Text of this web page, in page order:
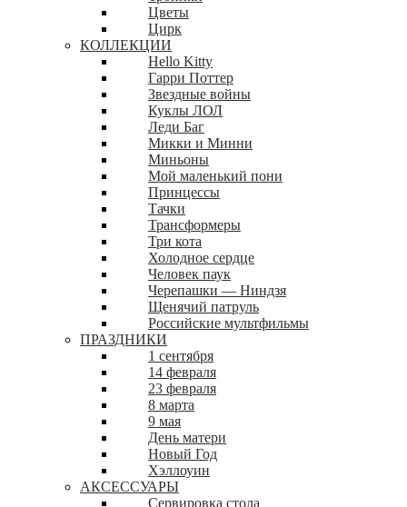
Цветы
Цирк
КОЛЛЕКЦИИ
Hello Kitty
Гарри Поттер
Звездные войны
Куклы ЛОЛ
Леди Баг
Микки и Минни
Миньоны
Мой маленький пони
Принцессы
Тачки
Трансформеры
Три кота
Холодное сердце
Человек паук
Черепашки — Ниндзя
Щенячий патруль
Российские мультфильмы
ПРАЗДНИКИ
1 сентября
14 февраля
23 февраля
8 марта
9 мая
День матери
Новый Год
Хэллоуин
АКСЕССУАРЫ
Сервировка стола